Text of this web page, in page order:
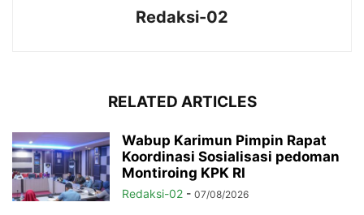
Redaksi-02
RELATED ARTICLES
Wabup Karimun Pimpin Rapat
Koordinasi Sosialisasi pedoman
Montiroing KPK RI
Redaksi-02 - 07/08/2026